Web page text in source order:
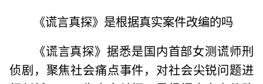
《谎言真探》是根据真实案件改编的吗
《谎言真探》据悉是国内首部女测谎师刑
侦剧，聚焦社会痛点事件，对社会尖锐问题进